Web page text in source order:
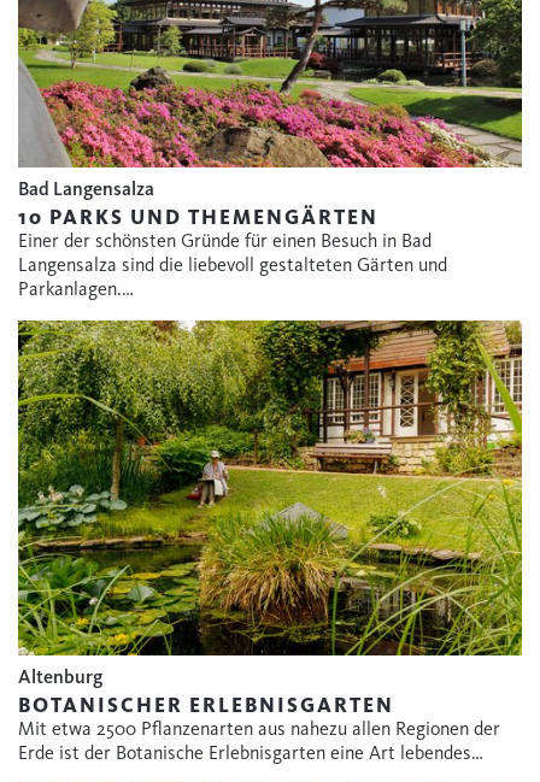
Bad Langensalza
10 PARKS UND THEMENGÄRTEN
Einer der schönsten Gründe für einen Besuch in Bad
Langensalza sind die liebevoll gestalteten Gärten und
Parkanlagen.…
Altenburg
BOTANISCHER ERLEBNISGARTEN
Mit etwa 2500 Pflanzenarten aus nahezu allen Regionen der
Erde ist der Botanische Erlebnisgarten eine Art lebendes…